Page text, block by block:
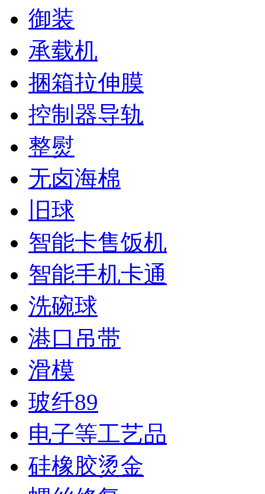
御装
承载机
捆箱拉伸膜
控制器导轨
整熨
无卤海棉
旧球
智能卡售饭机
智能手机卡通
洗碗球
港口吊带
滑模
玻纤89
电子等工艺品
硅橡胶烫金